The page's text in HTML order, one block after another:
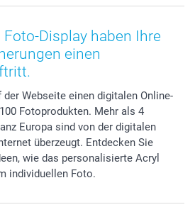
Display haben Ihre
einen
Webseite einen digitalen Online-
Fotoprodukten. Mehr als 4
Europa sind von der digitalen
überzeugt. Entdecken Sie
wie das personalisierte Acryl
individuellen Foto.